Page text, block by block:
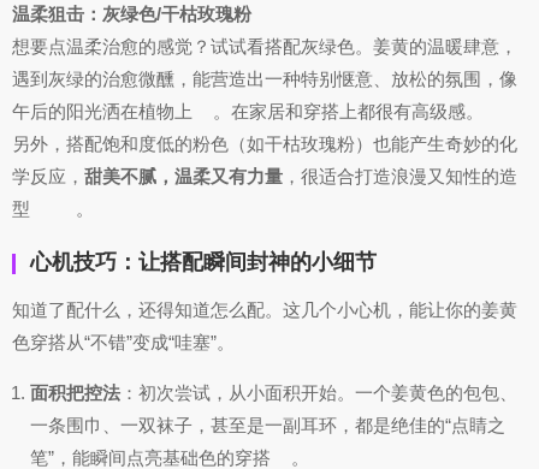
温柔狙击：灰绿色/干枯玫瑰粉
想要点温柔治愈的感觉？试试看搭配灰绿色。姜黄的温暖肆意，
遇到灰绿的治愈微醺，能营造出一种特别惬意、放松的氛围，像
午后的阳光洒在植物上
。在家居和穿搭上都很有高级感。
另外，搭配饱和度低的粉色（如干枯玫瑰粉）也能产生奇妙的化
学反应， 甜美不腻，温柔又有力量 ，很适合打造浪漫又知性的造
型
。
心机技巧：让搭配瞬间封神的小细节
知道了配什么，还得知道怎么配。这几个小心机，能让你的姜黄
色穿搭从“不错”变成“哇塞”。
面积把控法 ：初次尝试，从小面积开始。一个姜黄色的包包、
一条围巾、一双袜子，甚至是一副耳环，都是绝佳的“点睛之
笔”，能瞬间点亮基础色的穿搭
。